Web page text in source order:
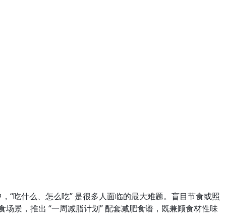
“吃什么、怎么吃” 是很多人面临的最大难题。盲目节食或照
景，推出 “一周减脂计划” 配套减肥食谱，既兼顾食材性味